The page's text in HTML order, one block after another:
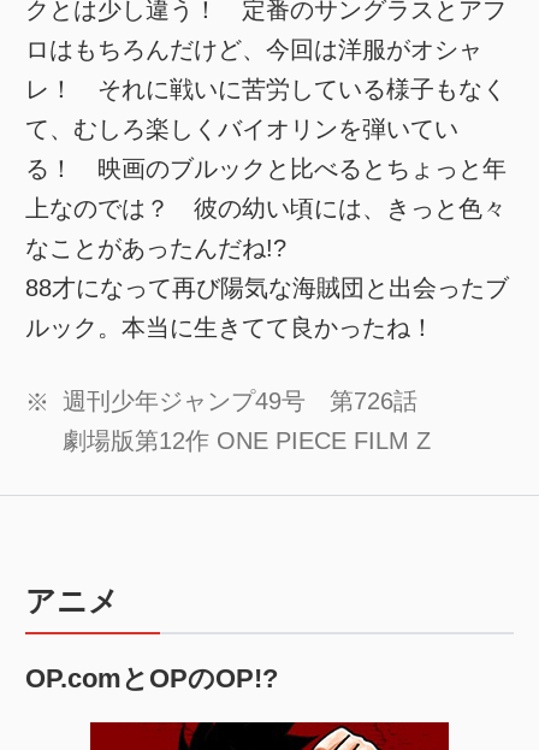
クとは少し違う！ 定番のサングラスとアフ
ロはもちろんだけど、今回は洋服がオシャ
レ！ それに戦いに苦労している様子もなく
て、むしろ楽しくバイオリンを弾いてい
る！ 映画のブルックと比べるとちょっと年
上なのでは？ 彼の幼い頃には、きっと色々
なことがあったんだね!?
88才になって再び陽気な海賊団と出会ったブ
ルック。本当に生きてて良かったね！
※
週刊少年ジャンプ49号 第726話
劇場版第12作 ONE PIECE FILM Z
アニメ
OP.comとOPのOP!?